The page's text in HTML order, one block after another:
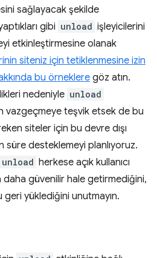
sağlayacak şekilde
gibi unload işleyicilerini
etkinleştirmesine olanak
siteniz için tetiklenmesine izin
bu örneklere göz atın.
nedeniyle unload
vazgeçmeye teşvik etsek de bu
siteler için bu devre dışı
süre desteklemeyi planlıyoruz.
unload herkese açık kullanıcı
daha güvenilir hale getirmediğini,
yüklediğini unutmayın.